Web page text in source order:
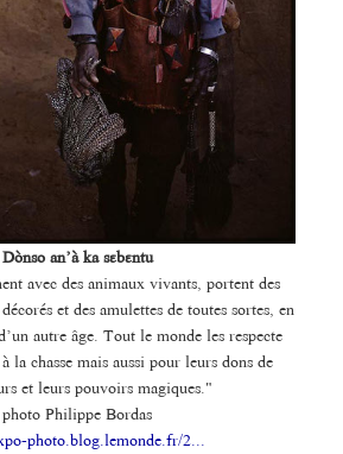
Dònso an’à ka sɛbɛntu
avec des animaux vivants, portent des
et des amulettes de toutes sortes, en
autre âge. Tout le monde les respecte
la chasse mais aussi pour leurs dons de
et leurs pouvoirs magiques."
photo Philippe Bordas
photo.blog.lemonde.fr/2...